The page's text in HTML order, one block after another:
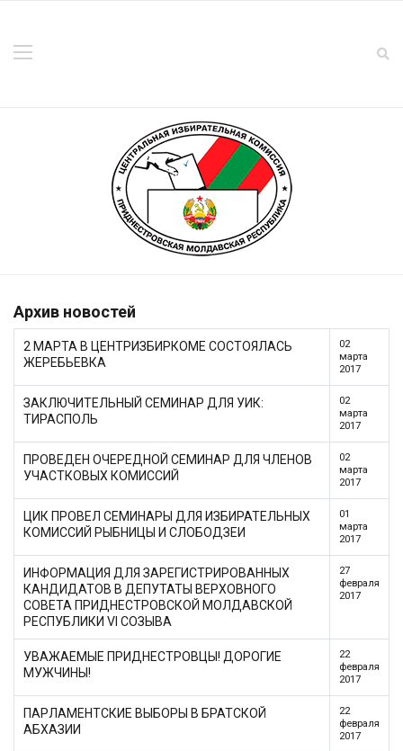
Архив новостей
2 МАРТА В ЦЕНТРИЗБИРКОМЕ СОСТОЯЛАСЬ
ЖЕРЕБЬЕВКА
02
марта
2017
ЗАКЛЮЧИТЕЛЬНЫЙ СЕМИНАР ДЛЯ УИК:
ТИРАСПОЛЬ
02
марта
2017
ПРОВЕДЕН ОЧЕРЕДНОЙ СЕМИНАР ДЛЯ ЧЛЕНОВ
УЧАСТКОВЫХ КОМИССИЙ
02
марта
2017
ЦИК ПРОВЕЛ СЕМИНАРЫ ДЛЯ ИЗБИРАТЕЛЬНЫХ
КОМИССИЙ РЫБНИЦЫ И СЛОБОДЗЕИ
01
марта
2017
ИНФОРМАЦИЯ ДЛЯ ЗАРЕГИСТРИРОВАННЫХ
КАНДИДАТОВ В ДЕПУТАТЫ ВЕРХОВНОГО
СОВЕТА ПРИДНЕСТРОВСКОЙ МОЛДАВСКОЙ
РЕСПУБЛИКИ VI СОЗЫВА
27
февраля
2017
УВАЖАЕМЫЕ ПРИДНЕСТРОВЦЫ! ДОРОГИЕ
МУЖЧИНЫ!
22
февраля
2017
ПАРЛАМЕНТСКИЕ ВЫБОРЫ В БРАТСКОЙ
АБХАЗИИ
22
февраля
2017